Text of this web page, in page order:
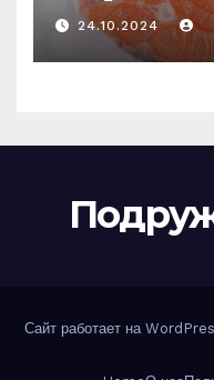
рыбы
24.10.2024
Сайт работает на